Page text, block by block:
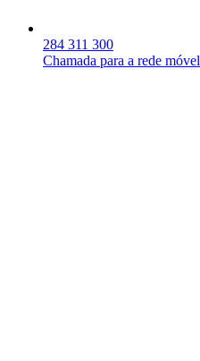
284 311 300
Chamada para a rede móvel